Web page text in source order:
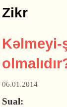
Zikr
Kəlmeyi-
06.01.2014
Sual: